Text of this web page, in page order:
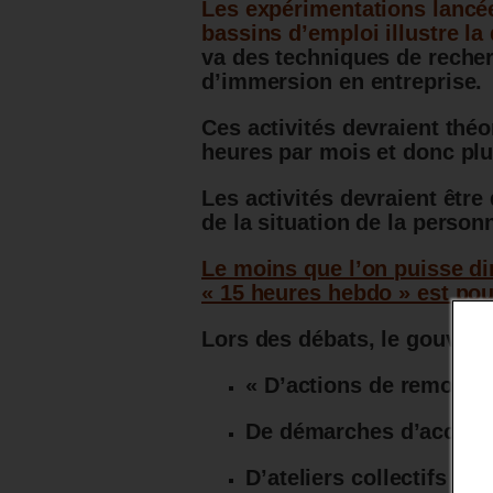
Les expérimentations
bassins d’emploi illustre
va des techniques de
d’immersion en entreprise.
Ces activités devraient
heures par mois et donc
Les activités devraient
de la situation de la
Le moins que l’on puisse
« 15 heures hebdo » est
Lors des débats, le
« D’actions de
De démarches d’accès
D’ateliers collectifs de